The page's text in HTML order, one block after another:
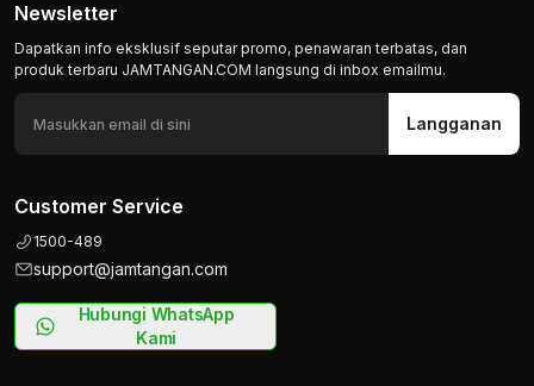
Newsletter
Dapatkan info eksklusif seputar promo, penawaran terbatas, dan
produk terbaru JAMTANGAN.COM langsung di inbox emailmu.
Langganan
Customer Service
1500-489
support@jamtangan.com
Hubungi WhatsApp
Kami